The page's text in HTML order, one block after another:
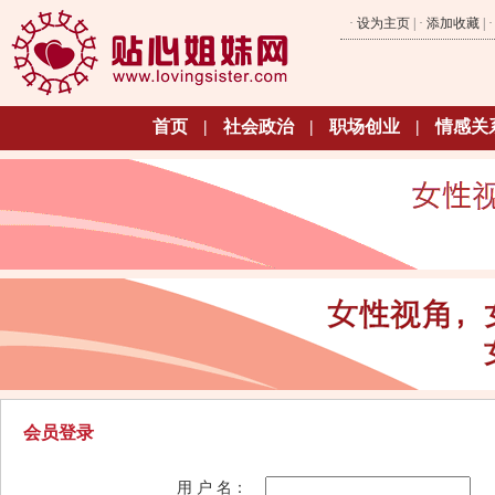
· 设为主页 | · 添加收藏 | ·
首页 | 社会政治 | 职场创业 | 情感关
会员登录
用 户 名：